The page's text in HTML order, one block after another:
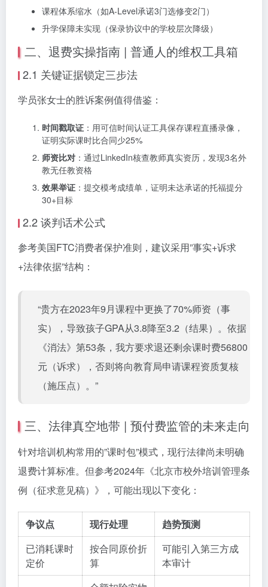
课程体系缩水（如A-Level承诺3门选修变2门）
升学保障未实现（保录协议中的学校层次降级）
二、退费实操指南 | 普通人的维权工具箱
2.1 关键证据锁定三步法
学员张女士的胜诉案例值得借鉴：
时间戳取证 ：用可信时间认证工具保存课程直播录像，
证明实际课时比合同少25%
师资比对 ：通过LinkedIn核查教师真实资历，发现3名外
教无任教资格
效果举证 ：提交模考成绩单，证明未达承诺的托福提分
30+目标
2.2 谈判话术公式
参考美国FTC消费者保护准则，建议采用”事实+诉求
+法律依据”结构：
“贵方在2023年9月课程中更换了70%师资（事
实），导致孩子GPA从3.8降至3.2（结果）。依据
《消法》第53条，我方要求退还剩余课时费56800
元（诉求），否则将向教育局申请课程资质复核
（施压点）。”
三、法律真空地带 | 预付费监管的未来走向
针对培训机构常用的”课时包”模式，现行法律尚未明确
退费计算标准。但参考2024年《北京市校外培训管理条
例（征求意见稿）》，可能出现以下变化：
争议点 现行处理
趋势预测
已消耗课时
定价
按合同原价折
算
可能引入第三方成
本审计